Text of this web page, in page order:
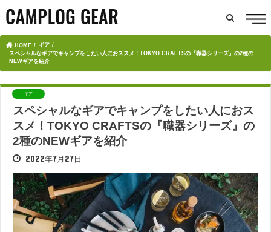
HOME
ギア
スペシャルなギアでキャンプをしたい人におススメ！TOKYO CRAFTSの『職器シリーズ』の2種の
NEWギアを紹介
ギア
スペシャルなギアでキャンプをしたい人におス
スメ！TOKYO CRAFTSの『職器シリーズ』の
2種のNEWギアを紹介
2022年7月27日